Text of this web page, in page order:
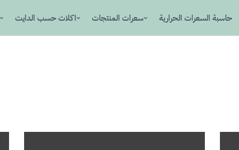
حاسبة السعرات الحرارية سعرات المنتجات اكلات حسب الدايت